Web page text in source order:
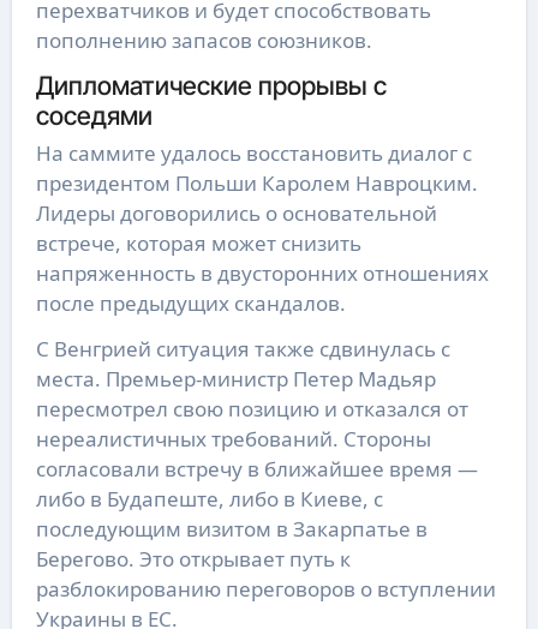
перехватчиков и будет способствовать
пополнению запасов союзников.
Дипломатические прорывы с
соседями
На саммите удалось восстановить диалог с
президентом Польши Каролем Навроцким.
Лидеры договорились о основательной
встрече, которая может снизить
напряженность в двусторонних отношениях
после предыдущих скандалов.
С Венгрией ситуация также сдвинулась с
места. Премьер-министр Петер Мадьяр
пересмотрел свою позицию и отказался от
нереалистичных требований. Стороны
согласовали встречу в ближайшее время —
либо в Будапеште, либо в Киеве, с
последующим визитом в Закарпатье в
Берегово. Это открывает путь к
разблокированию переговоров о вступлении
Украины в ЕС.